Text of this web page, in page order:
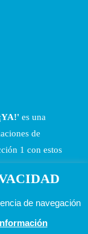
es una
de
1 con estos
de navegación